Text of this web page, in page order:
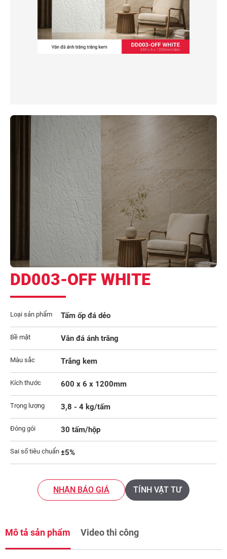
DD003-OFF WHITE
Loại sản phẩm Tấm ốp đá dẻo
Bề mặt Vân đá ánh trăng
Màu sắc Trắng kem
Kích thước 600 x 6 x 1200mm
Trọng lượng 3,8 - 4 kg/tấm
Đóng gói 30 tấm/hộp
Sai số tiêu chuẩn ±5%
NHẬN BÁO GIÁ TÍNH VẬT TƯ
Mô tả sản phẩm Video thi công